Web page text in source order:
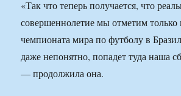
«Так что теперь получается, что
совершеннолетие мы отметим только
чемпионата мира по футболу в
даже непонятно, попадет туда наша
— продолжила она.